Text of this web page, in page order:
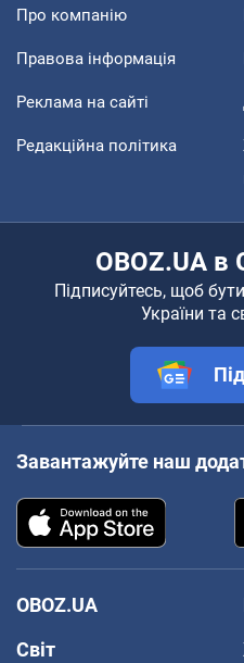
Про компанію
Правова інформація
Реклама на сайті
Редакційна політика
OBOZ.UA в
Підписуйтесь, щоб
України та
Завантажуйте наш
OBOZ.UA
Світ